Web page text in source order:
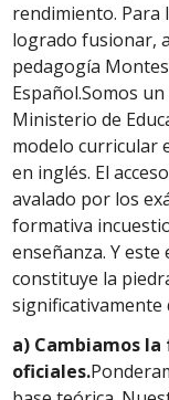
rendimiento.
logrado fusionar,
pedagogía
Español.Somos
Ministerio de
modelo curricular
en inglés. El
avalado por los
formativa
enseñanza. Y
constituye la
significativamente
a) Cambiamos
oficiales.